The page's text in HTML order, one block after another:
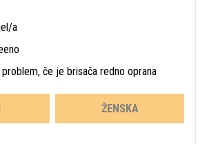
a
če je brisača redno oprana
ŽENSKA